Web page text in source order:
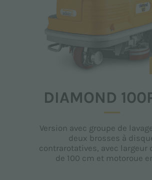
DIAMOND
Version avec groupe de
deux brosses à
contrarotatives, avec largeur
de 100 cm et motoroue